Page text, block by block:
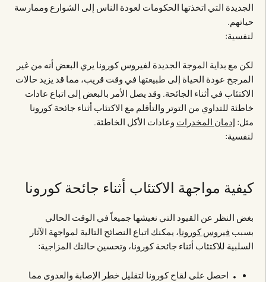
الجديدة التي اتخذتها الحكومات لعودة الناس إلى الشوارع وممارسة
حياتهم.
لنفسية:
لكن مع بداية الموجة الجديدة لفيروس كورونا يري البعض أنه من غير
المرجح عودة الحياة إلى طبيعتها في وقت قريب، مما قد يزيد حالات
الاكتئاب في أثناء الجائحة. وقد يصل الأمر بالبعض إلى اتباع عادات
خاطئة للتداوي من التوتر والتأقلم مع الاكتئاب أثناء جائحة كورونا
مثل: إدمان المخدرات وعادات الأكل الخاطئة.
لنفسية:
كيفية مواجهة الاكتئاب أثناء جائحة كورونا
بغض النظر عن القيود التي نعيشها جميعاً في الوقت الحالي
بسبب فيروس كورونا، يمكنك اتباع النصائح التالية لمواجهة الآثار
السلبية للاكتئاب أثناء جائحة كورونا، وتحسين حالتك المزاجية:
احصل على لقاح كورونا لتقليل خطر الإصابة والعدوى مما